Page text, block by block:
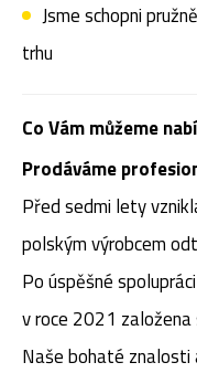
Jsme schopni
trhu
Co Vám můžeme
Prodáváme
Před sedmi lety
polským výrobcem
Po úspěšné
v roce 2021 založena
Naše bohaté